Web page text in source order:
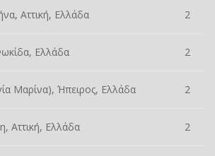
Αττική, Ελλάδα 2
Ελλάδα 2
Μαρίνα), Ήπειρος, Ελλάδα 2
Αττική, Ελλάδα 2